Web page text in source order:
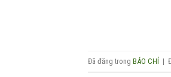
Đã đăng trong BÁO CHÍ |